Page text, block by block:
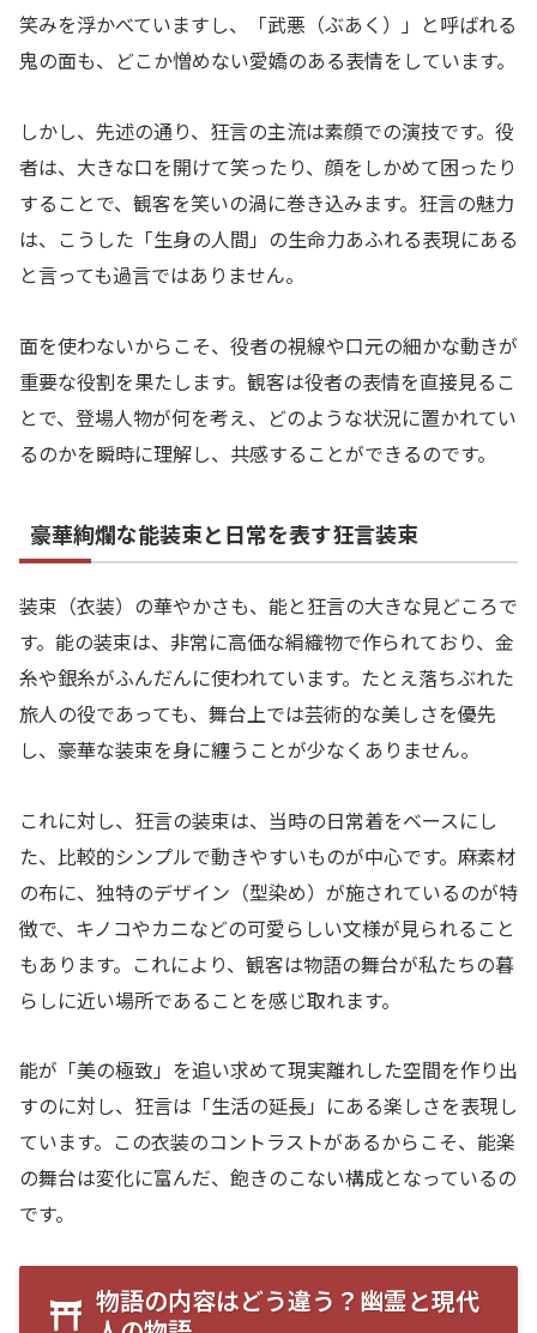
笑みを浮かべていますし、「武悪（ぶあく）」と呼ばれる
鬼の面も、どこか憎めない愛嬌のある表情をしています。
しかし、先述の通り、狂言の主流は素顔での演技です。役
者は、大きな口を開けて笑ったり、顔をしかめて困ったり
することで、観客を笑いの渦に巻き込みます。狂言の魅力
は、こうした「生身の人間」の生命力あふれる表現にある
と言っても過言ではありません。
面を使わないからこそ、役者の視線や口元の細かな動きが
重要な役割を果たします。観客は役者の表情を直接見るこ
とで、登場人物が何を考え、どのような状況に置かれてい
るのかを瞬時に理解し、共感することができるのです。
豪華絢爛な能装束と日常を表す狂言装束
装束（衣装）の華やかさも、能と狂言の大きな見どころで
す。能の装束は、非常に高価な絹織物で作られており、金
糸や銀糸がふんだんに使われています。たとえ落ちぶれた
旅人の役であっても、舞台上では芸術的な美しさを優先
し、豪華な装束を身に纏うことが少なくありません。
これに対し、狂言の装束は、当時の日常着をベースにし
た、比較的シンプルで動きやすいものが中心です。麻素材
の布に、独特のデザイン（型染め）が施されているのが特
徴で、キノコやカニなどの可愛らしい文様が見られること
もあります。これにより、観客は物語の舞台が私たちの暮
らしに近い場所であることを感じ取れます。
能が「美の極致」を追い求めて現実離れした空間を作り出
すのに対し、狂言は「生活の延長」にある楽しさを表現し
ています。この衣装のコントラストがあるからこそ、能楽
の舞台は変化に富んだ、飽きのこない構成となっているの
です。
物語の内容はどう違う？幽霊と現代